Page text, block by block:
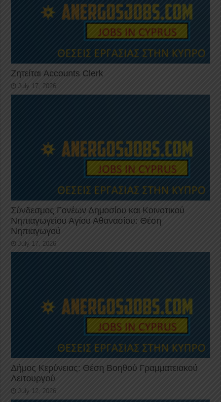
Ζητείται Accounts Clerk
July 17, 2026
Σύνδεσμος Γονέων Δημοσίου και Κοινοτικού
Νηπιαγωγείου Αγίου Αθανασίου: Θέση
Νηπιαγωγού
July 17, 2026
Δήμος Κερύνειας: Θέση Βοηθού Γραμματειακού
Λειτουργού
July 12, 2026